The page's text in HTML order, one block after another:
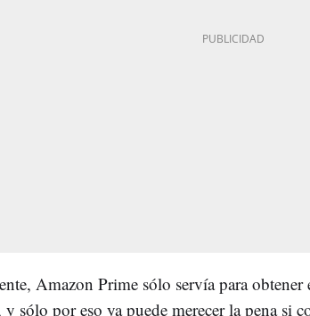
Amazon Prime sólo servía para obtener
sólo por eso ya puede merecer la pena si